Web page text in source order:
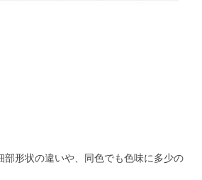
部形状の違いや、同色でも色味に多少の